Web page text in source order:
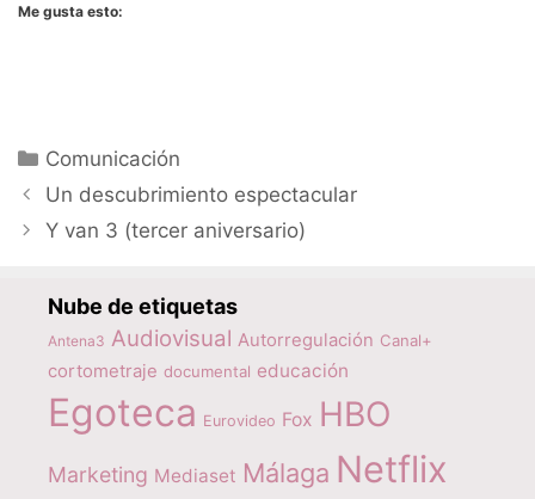
Me gusta esto:
Categorías
Comunicación
Un descubrimiento espectacular
Y van 3 (tercer aniversario)
Nube de etiquetas
Antena3 Audiovisual Autorregulación Canal+
cortometraje documental educación
Egoteca Eurovideo Fox HBO
Marketing Mediaset Málaga Netflix